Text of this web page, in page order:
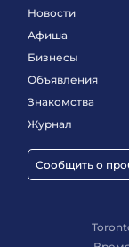
Новости
Афиша
Бизнесы
Объявления
Знакомства
Журнал
Сообщить о